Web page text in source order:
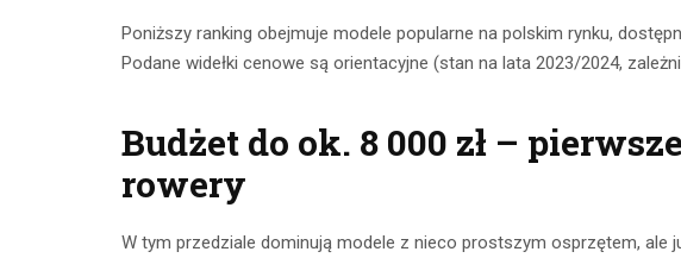
Poniższy ranking obejmuje modele popularne na polskim rynku,
Podane widełki cenowe są orientacyjne (stan na lata 2023/2024,
Budżet do ok. 8 000 zł –
rowery
W tym przedziale dominują modele z nieco prostszym osprzętem, ale